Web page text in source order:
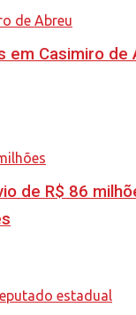
em Casimiro de
de R$ 86